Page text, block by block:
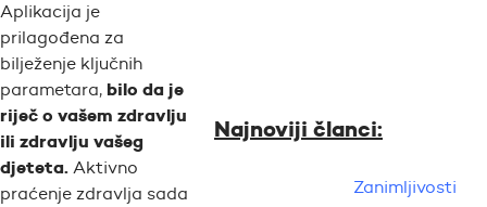
Aplikacija je
prilagođena za
bilježenje ključnih
parametara, bilo da je
riječ o vašem zdravlju
ili zdravlju vašeg
djeteta. Aktivno
praćenje zdravlja sada
Najnoviji članci:
Zanimljivosti